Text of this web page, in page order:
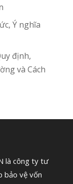
Ý nghĩa
định,
và Cách
là công ty tư
bảo vệ vốn